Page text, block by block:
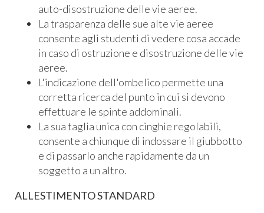
auto-disostruzione delle vie aeree.
La trasparenza delle sue alte vie aeree
consente agli studenti di vedere cosa accade
in caso di ostruzione e disostruzione delle vie
aeree.
L'indicazione dell'ombelico permette una
corretta ricerca del punto in cui si devono
effettuare le spinte addominali.
La sua taglia unica con cinghie regolabili,
consente a chiunque di indossare il giubbotto
e di passarlo anche rapidamente da un
soggetto a un altro.
ALLESTIMENTO STANDARD